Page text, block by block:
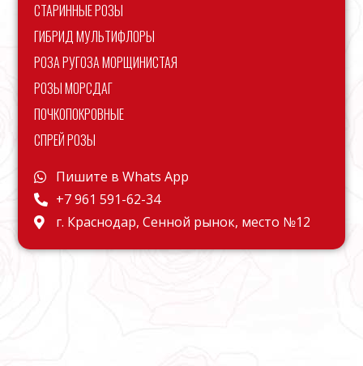
СТАРИННЫЕ РОЗЫ
ГИБРИД МУЛЬТИФЛОРЫ
РОЗА РУГОЗА МОРЩИНИСТАЯ
РОЗЫ МОРСДАГ
ПОЧКОПОКРОВНЫЕ
СПРЕЙ РОЗЫ
Пишите в Whats App
+7 961 591-62-34
г. Краснодар, Сенной рынок, место №12